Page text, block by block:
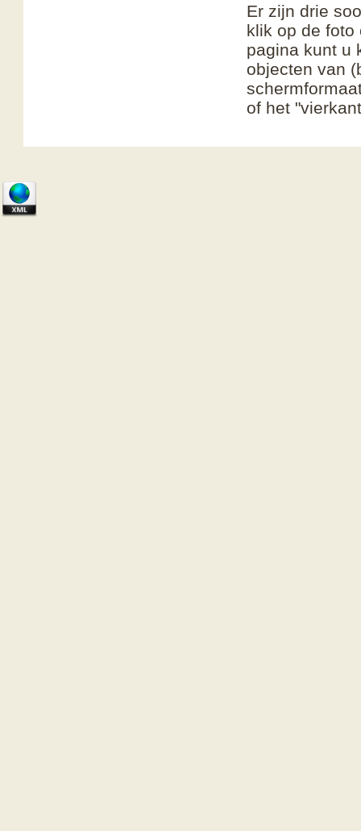
Er zijn drie
klik op de foto
pagina kunt u
objecten van
of het